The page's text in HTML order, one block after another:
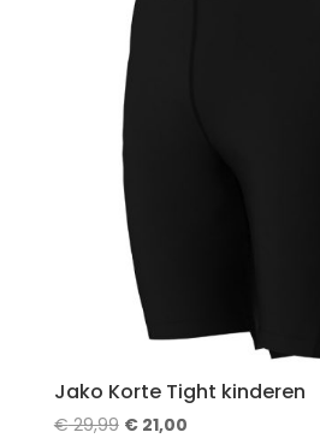
Jako Korte Tight kinderen
€29,99 Oorspronkelijke
€21,00Huidige